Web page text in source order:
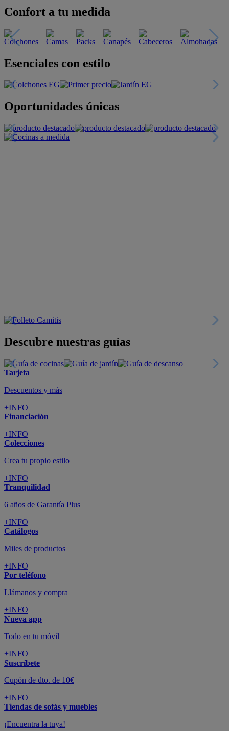
Confort a tu medida
Esenciales con estilo
Oportunidades únicas
Descubre nuestras guías
Tarjeta
Descuentos y más
+INFO
Financiación
+INFO
Colecciones
Crea tu propio estilo
+INFO
Tranquilidad
6 años de Garantía Plus
+INFO
Catálogos
Miles de productos
+INFO
Por teléfono
Llámanos y compra
+INFO
Nueva app
Todo en tu móvil
+INFO
Suscríbete
Cupón de dto. de 10€
+INFO
Tiendas de sofás y muebles
¡Encuentra la tuya!